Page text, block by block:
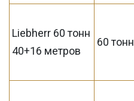
Liebherr 60 тонн
40+16 метров
60 тонн